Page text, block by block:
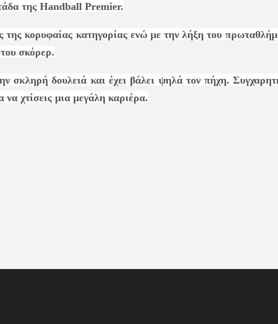
της Handball Premier.
κορυφαίας κατηγορίας ενώ με την λήξη του
σκόρερ.
σκληρή δουλειά και έχει βάλει ψηλά τον πήχη.
χτίσεις μια μεγάλη καριέρα.